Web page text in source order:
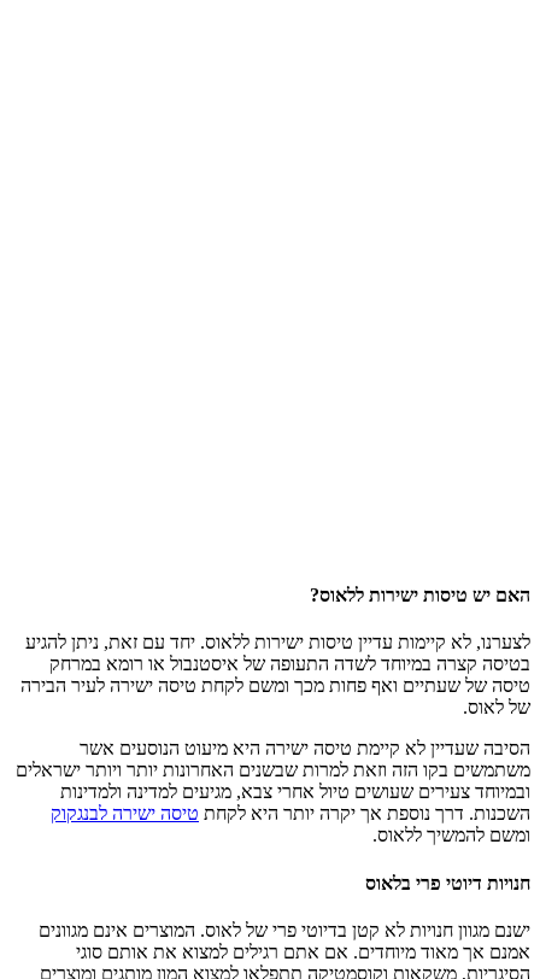
האם יש טיסות ישירות ללאוס?
לצערנו, לא קיימות עדיין טיסות ישירות ללאוס. יחד עם זאת, ניתן להגיע
בטיסה קצרה במיוחד לשדה התעופה של איסטנבול או רומא במרחק
טיסה של שעתיים ואף פחות מכך ומשם לקחת טיסה ישירה לעיר הבירה
של לאוס.
הסיבה שעדיין לא קיימת טיסה ישירה היא מיעוט הנוסעים אשר
משתמשים בקו הזה וזאת למרות שבשנים האחרונות יותר ויותר ישראלים
ובמיוחד צעירים שעושים טיול אחרי צבא, מגיעים למדינה ולמדינות
השכנות. דרך נוספת אך יקרה יותר היא לקחת טיסה ישירה לבנגקוק
ומשם להמשיך ללאוס.
חנויות דיוטי פרי בלאוס
ישנם מגוון חנויות לא קטן בדיוטי פרי של לאוס. המוצרים אינם מגוונים
אמנם אך מאוד מיוחדים. אם אתם רגילים למצוא את אותם סוגי
הסיגריות, משקאות וקוסמטיקה תתפלאו למצוא המון מותגים ומוצרים